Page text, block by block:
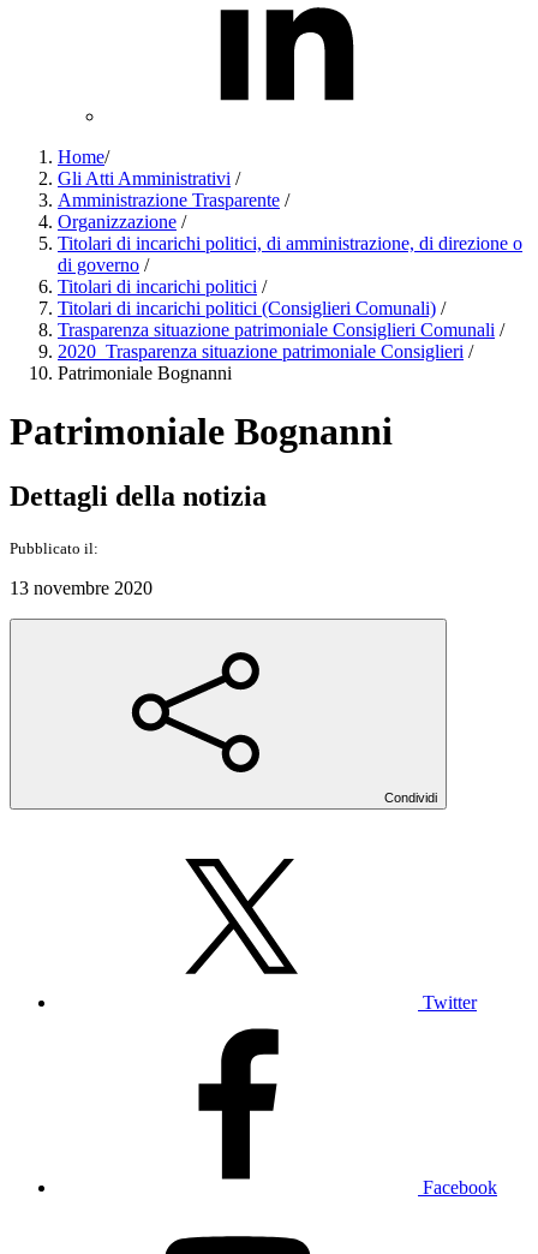
Home/
Gli Atti Amministrativi /
Amministrazione Trasparente /
Organizzazione /
Titolari di incarichi politici, di amministrazione, di direzione o
di governo /
Titolari di incarichi politici /
Titolari di incarichi politici (Consiglieri Comunali) /
Trasparenza situazione patrimoniale Consiglieri Comunali /
2020_Trasparenza situazione patrimoniale Consiglieri /
Patrimoniale Bognanni
Patrimoniale Bognanni
Dettagli della notizia
Pubblicato il:
13 novembre 2020
Condividi
Twitter
Facebook